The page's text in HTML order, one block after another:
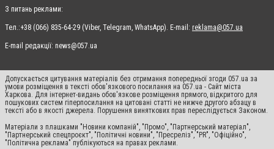
З питань реклами:
Тел.:+38 (066) 835-64-29 (Viber, Telegram, WhatsApp). E-mail: reklama@057.ua
E-mail редакції: news@057.ua
Допускається цитування матеріалів без отримання попередньої згоди 057.ua за
умови розміщення в тексті обов'язкового посилання на 057.ua - Сайт міста
Харкова. Для інтернет-видань обов'язкове розміщення прямого, відкритого для
пошукових систем гіперпосилання на цитовані статті не нижче другого абзацу в
тексті або в якості джерела. Порушення виняткових прав переслідується Законом.
Матеріали з плашками "Новини компаній", "Промо", "Партнерський матеріал",
"Партнерський спецпроєкт", "Політичні новини", "Пресреліз", "PR", "Офіційно",
"Політична реклама" публікуються на правах реклами.